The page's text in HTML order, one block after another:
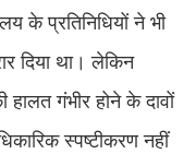
के प्रतिनिधियों ने भी
दिया था। लेकिन
हालत गंभीर होने के दावों
स्पष्टीकरण नहीं